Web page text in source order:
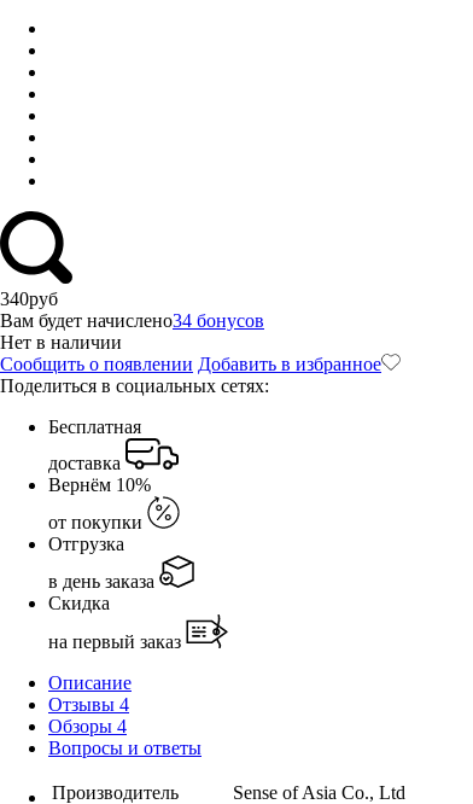
340руб
Вам будет начислено34 бонусов
Нет в наличии
Сообщить о появлении Добавить в избранное
Поделиться в социальных сетях:
Бесплатная
доставка
Вернём 10%
от покупки
Отгрузка
в день заказа
Скидка
на первый заказ
Описание
Отзывы 4
Обзоры 4
Вопросы и ответы
Производитель
Sense of Asia Co., Ltd